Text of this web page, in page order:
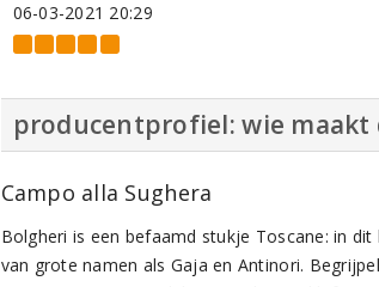
06-03-2021 20:29
producentprofiel: wie maakt
Campo alla Sughera
Bolgheri is een befaamd stukje Toscane: in
van grote namen als Gaja en Antinori.